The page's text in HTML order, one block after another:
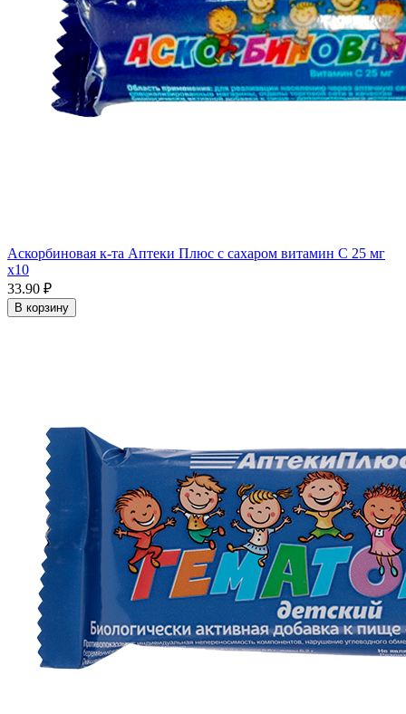
Аскорбиновая к-та Аптеки Плюс с сахаром витамин С 25 мг
x10
33.90 ₽
В корзину